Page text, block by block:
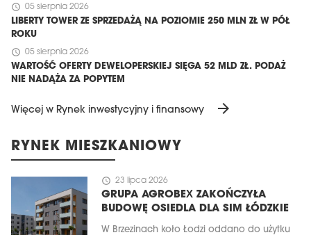
schedule 05 sierpnia 2026
LIBERTY TOWER ZE SPRZEDAŻĄ NA POZIOMIE 250 MLN ZŁ W PÓŁ
ROKU
schedule 05 sierpnia 2026
WARTOŚĆ OFERTY DEWELOPERSKIEJ SIĘGA 52 MLD ZŁ. PODAŻ
NIE NADĄŻA ZA POPYTEM
Więcej w Rynek inwestycyjny i finansowy arrow_forward
RYNEK MIESZKANIOWY
schedule 23 lipca 2026
GRUPA AGROBEX ZAKOŃCZYŁA
BUDOWĘ OSIEDLA DLA SIM ŁÓDZKIE
W Brzezinach koło Łodzi oddano do użytku